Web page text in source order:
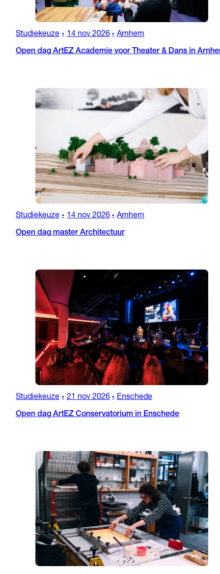
Studiekeuze • 14 nov 2026 • Arnhem
Open dag ArtEZ Academie voor Theater & Dans in
Studiekeuze • 14 nov 2026 • Arnhem
Open dag master Architectuur
Studiekeuze • 21 nov 2026 • Enschede
Open dag ArtEZ Conservatorium in Enschede